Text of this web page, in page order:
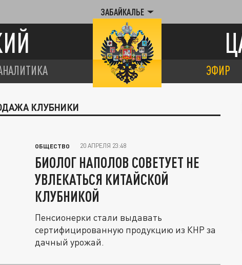
ЗАБАЙКАЛЬЕ
ЭФИР
КЛУБНИКИ
ОБЩЕСТВО 20 АПРЕЛЯ 23:48
БИОЛОГ НАПОЛОВ СОВЕТУЕТ НЕ
УВЛЕКАТЬСЯ КИТАЙСКОЙ
КЛУБНИКОЙ
Пенсионерки стали выдавать
сертифицированную продукцию из КНР за
дачный урожай.